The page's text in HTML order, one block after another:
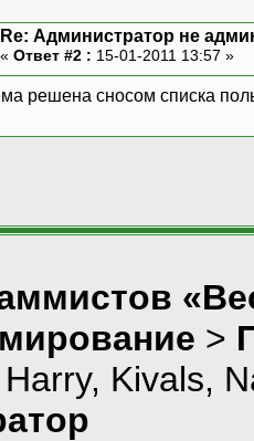
Re: Администратор не
« Ответ #2 : 15-01-2011 13:57 »
решена сносом списка
>
Harry, Kivals,